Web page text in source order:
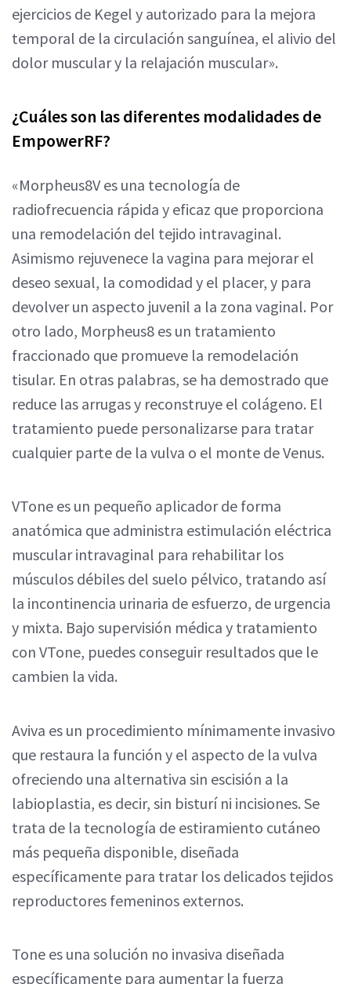
ejercicios de Kegel y autorizado para la mejora
temporal de la circulación sanguínea, el alivio del
dolor muscular y la relajación muscular».
¿Cuáles son las diferentes modalidades de
EmpowerRF?
«Morpheus8V es una tecnología de
radiofrecuencia rápida y eficaz que proporciona
una remodelación del tejido intravaginal.
Asimismo rejuvenece la vagina para mejorar el
deseo sexual, la comodidad y el placer, y para
devolver un aspecto juvenil a la zona vaginal. Por
otro lado, Morpheus8 es un tratamiento
fraccionado que promueve la remodelación
tisular. En otras palabras, se ha demostrado que
reduce las arrugas y reconstruye el colágeno. El
tratamiento puede personalizarse para tratar
cualquier parte de la vulva o el monte de Venus.
VTone es un pequeño aplicador de forma
anatómica que administra estimulación eléctrica
muscular intravaginal para rehabilitar los
músculos débiles del suelo pélvico, tratando así
la incontinencia urinaria de esfuerzo, de urgencia
y mixta. Bajo supervisión médica y tratamiento
con VTone, puedes conseguir resultados que le
cambien la vida.
Aviva es un procedimiento mínimamente invasivo
que restaura la función y el aspecto de la vulva
ofreciendo una alternativa sin escisión a la
labioplastia, es decir, sin bisturí ni incisiones. Se
trata de la tecnología de estiramiento cutáneo
más pequeña disponible, diseñada
específicamente para tratar los delicados tejidos
reproductores femeninos externos.
Tone es una solución no invasiva diseñada
específicamente para aumentar la fuerza